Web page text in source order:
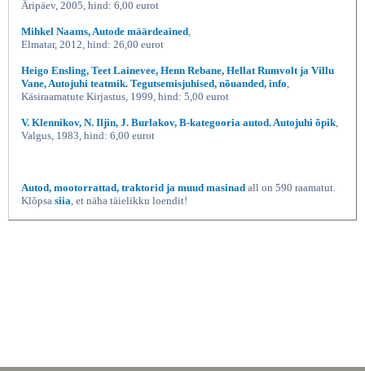
Äripäev, 2005, hind: 6,00 eurot
Mihkel Naams, Autode määrdeained
Elmatar, 2012, hind: 26,00 eurot
Heigo Ensling, Teet Lainevee, Henn Rebane, Hellat Rumvolt ja Villu
Vane, Autojuhi teatmik. Tegutsemisjuhised, nõuanded, info
Käsiraamatute Kirjastus, 1999, hind: 5,00 eurot
V. Klennikov, N. Iljin, J. Burlakov, B-kategooria autod. Autojuhi õpik
Valgus, 1983, hind: 6,00 eurot
Autod, mootorrattad, traktorid ja muud masinad all on 590 raamatut.
Klõpsa siia , et näha täielikku loendit!